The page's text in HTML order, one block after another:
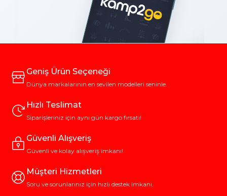
Geniş Ürün Seçeneği
Dünya markalarının en sevilen modelleri seninle.
Hızlı Teslimat
Siparişleriniz için aynı gün kargo fırsatı!
Güvenli Alışveriş
Güvenli ve kolay alışveriş imkanı!
Müşteri Hizmetleri
Soru ve sorunlarınız için hızlı destek imkanı.